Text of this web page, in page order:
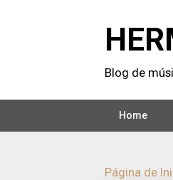
Blog de
Home
Página de